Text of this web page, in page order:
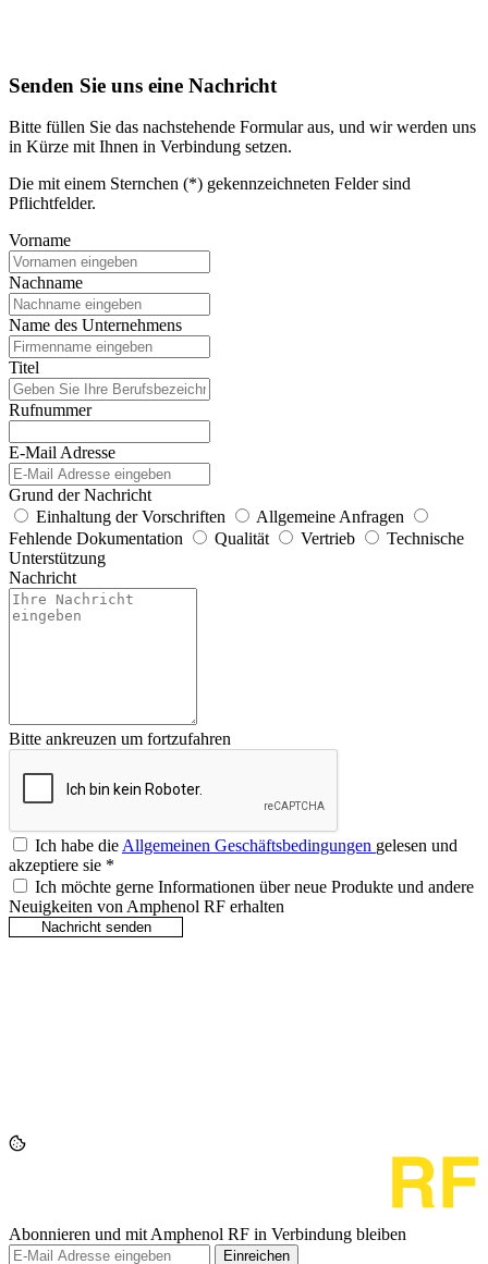
Senden Sie uns eine Nachricht
Bitte füllen Sie das nachstehende Formular aus, und wir werden uns
in Kürze mit Ihnen in Verbindung setzen.
Die mit einem Sternchen (*) gekennzeichneten Felder sind
Pflichtfelder.
Vorname
Nachname
Name des Unternehmens
Titel
Rufnummer
E-Mail Adresse
Grund der Nachricht
Einhaltung der Vorschriften
Allgemeine Anfragen
Fehlende Dokumentation
Qualität Vertrieb
Technische
Unterstützung
Nachricht
Bitte ankreuzen um fortzufahren
Ich habe dieAllgemeinen Geschäftsbedingungen gelesen und
akzeptiere sie *
Ich möchte gerne Informationen über neue Produkte und andere
Neuigkeiten von Amphenol RF erhalten
Abonnieren und mit Amphenol RF in Verbindung bleiben
Einreichen